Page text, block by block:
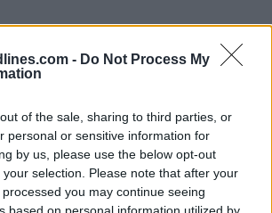
- Do Not Process My
of the sale, sharing to third parties, or
personal or sensitive information for
by us, please use the below opt-out
selection. Please note that after your
you may continue seeing